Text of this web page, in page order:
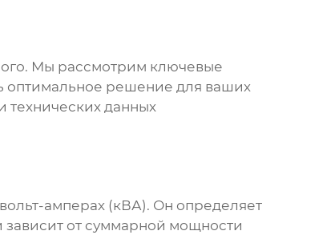
. Мы рассмотрим ключевые
оптимальное решение для ваших
технических данных
амперах (кВА). Он определяет
от суммарной мощности